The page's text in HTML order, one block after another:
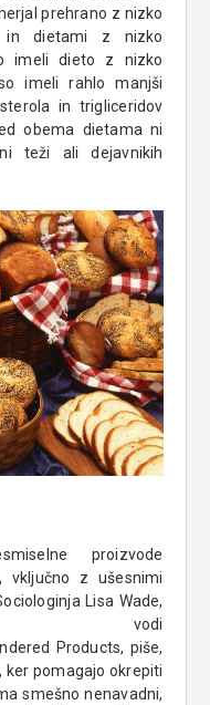
prehrano z nizko
in dietami z nizko
imeli dieto z nizko
imeli rahlo manjši
in trigliceridov
obema dietama ni
teži ali dejavnikih
proizvode
, vključno z ušesnimi
Lisa Wade,
Products, piše,
ker pomagajo okrepiti
smešno nenavadni,